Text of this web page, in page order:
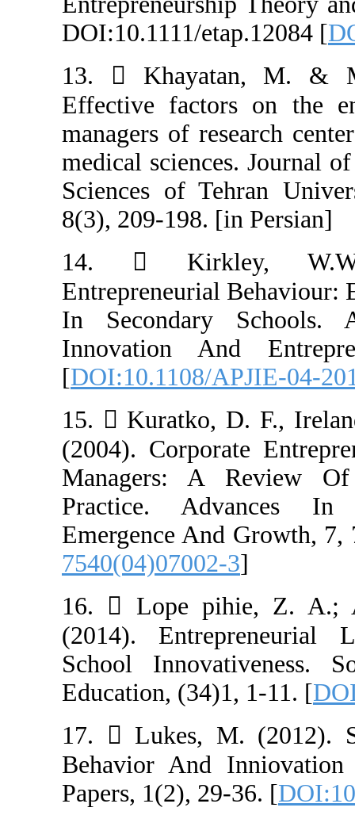
DOI:10.1111/
13. 
Effective
managers of
medical
Sciences of
8(3), 209-198.
14. 
Entrepreneurial
In
Innovation
[DOI:10.1108/
15.  Kuratko,
(2004).
Managers: A
Practice.
Emergence
7540(04)07002-
16.  Lope
(2014).
School
Education,
17.  Lukes,
Behavior And
Papers, 1(2),